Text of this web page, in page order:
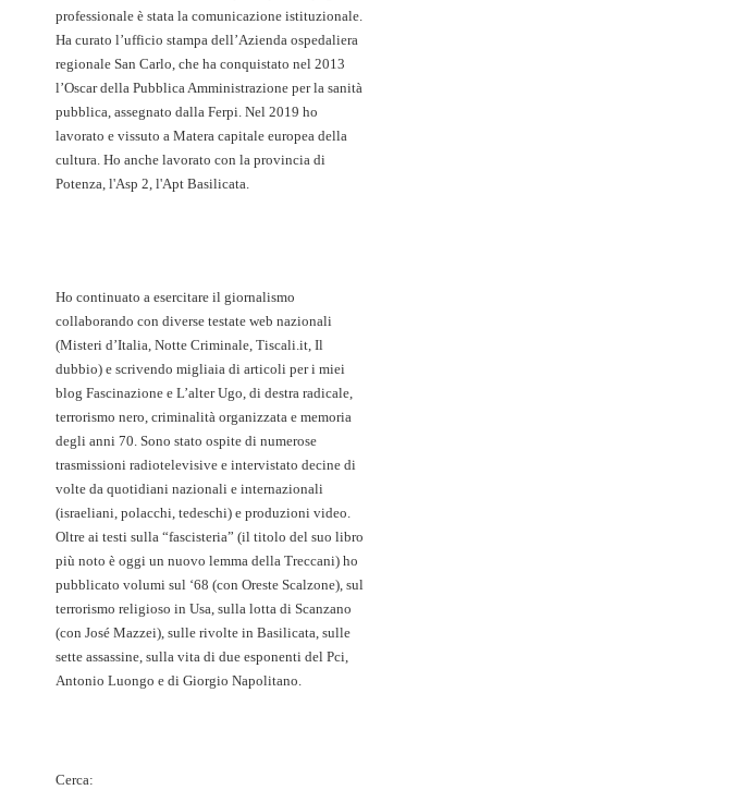
professionale è stata la comunicazione istituzionale.
Ha curato l’ufficio stampa dell’Azienda ospedaliera
regionale San Carlo, che ha conquistato nel 2013
l’Oscar della Pubblica Amministrazione per la sanità
pubblica, assegnato dalla Ferpi. Nel 2019 ho
lavorato e vissuto a Matera capitale europea della
cultura. Ho anche lavorato con la provincia di
Potenza, l'Asp 2, l'Apt Basilicata.
Ho continuato a esercitare il giornalismo
collaborando con diverse testate web nazionali
(Misteri d’Italia, Notte Criminale, Tiscali.it, Il
dubbio) e scrivendo migliaia di articoli per i miei
blog Fascinazione e L’alter Ugo, di destra radicale,
terrorismo nero, criminalità organizzata e memoria
degli anni 70. Sono stato ospite di numerose
trasmissioni radiotelevisive e intervistato decine di
volte da quotidiani nazionali e internazionali
(israeliani, polacchi, tedeschi) e produzioni video.
Oltre ai testi sulla “fascisteria” (il titolo del suo libro
più noto è oggi un nuovo lemma della Treccani) ho
pubblicato volumi sul ‘68 (con Oreste Scalzone), sul
terrorismo religioso in Usa, sulla lotta di Scanzano
(con José Mazzei), sulle rivolte in Basilicata, sulle
sette assassine, sulla vita di due esponenti del Pci,
Antonio Luongo e di Giorgio Napolitano.
Cerca: